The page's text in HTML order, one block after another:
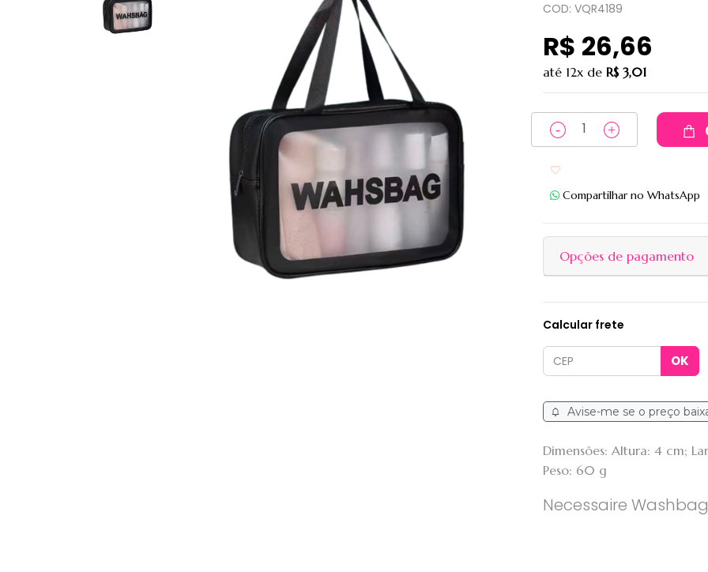
COD: VQR4189
R$ 26,66
até 12x de R$ 3,01
Compartilhar no WhatsApp
Opções de pagamento
Calcular frete
Avise-me se o preço
Dimensões: Altura: 4 cm;
Peso: 60 g
Necessaire